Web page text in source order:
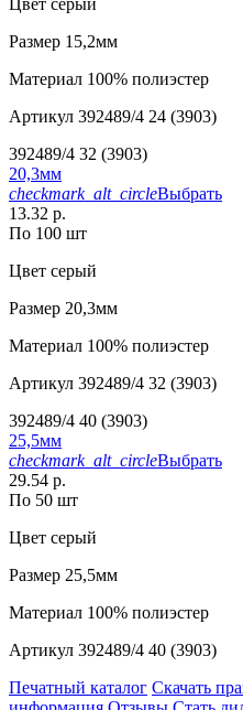
Цвет серый
Размер 15,2мм
Материал 100% полиэстер
Артикул 392489/4 24 (3903)
392489/4 32 (3903)
20,3мм
checkmark_alt_circleВыбрать
13.32 р.
По 100 шт
Цвет серый
Размер 20,3мм
Материал 100% полиэстер
Артикул 392489/4 32 (3903)
392489/4 40 (3903)
25,5мм
checkmark_alt_circleВыбрать
29.54 р.
По 50 шт
Цвет серый
Размер 25,5мм
Материал 100% полиэстер
Артикул 392489/4 40 (3903)
Печатный каталог Скачать